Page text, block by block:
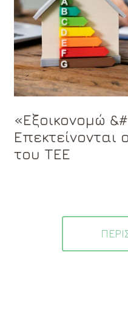
«Εξοικονομώ
Επεκτείνονται
του ΤΕΕ